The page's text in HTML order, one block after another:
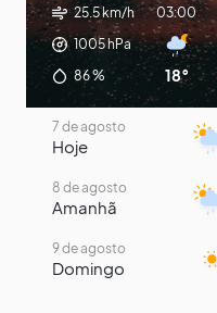
25.5 km/h
1005hPa
86%
03:00
18°
7 de agosto
Hoje
8 de agosto
Amanhã
9 de agosto
Domingo